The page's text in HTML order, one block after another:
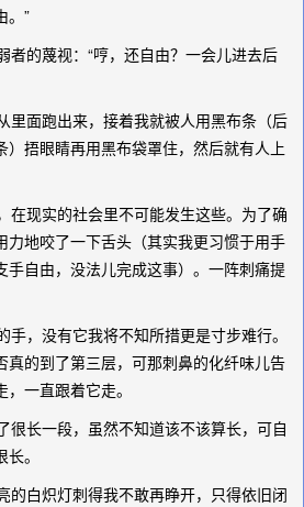
。”
的蔑视：“哼，还自由？一会儿进去后
面跑出来，接着我就被人用黑布条（后
）捂眼睛再用黑布袋罩住，然后就有人上
现实的社会里不可能发生这些。为了确
力地咬了一下舌头（其实我更习惯于用手
手自由，没法儿完成这事）。一阵刺痛提
，没有它我将不知所措更是寸步难行。
真的到了第三层，可那刺鼻的化纤味儿告
一直跟着它走。
长一段，虽然不知道该不该算长，可自
。
白炽灯刺得我不敢再睁开，只得依旧闭